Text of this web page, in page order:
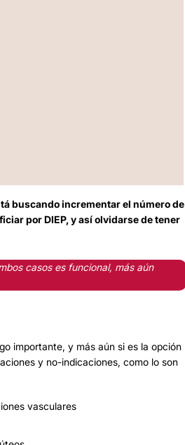
buscando incrementar el número de
por DIEP, y así olvidarse de tener
casos es funcional, más aún
importante, y más aún si es la opción
y no-indicaciones, como lo son
vasculares